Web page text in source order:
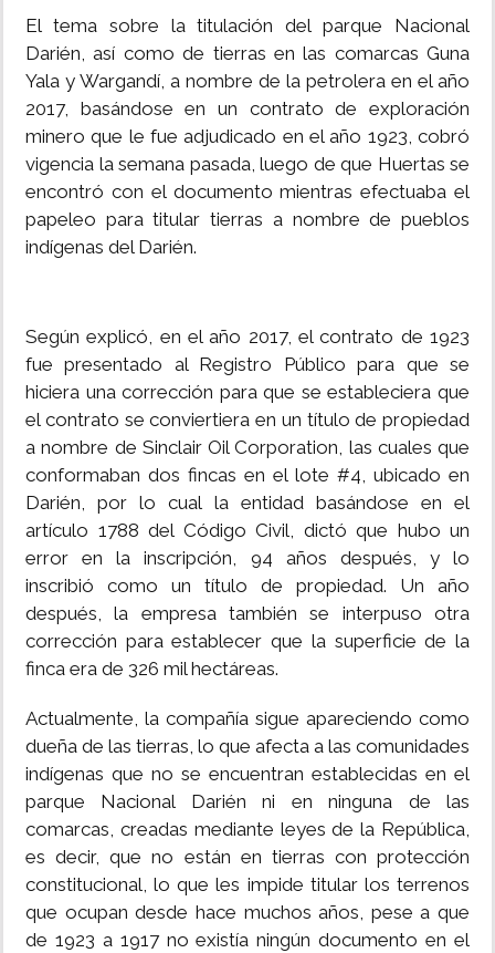
El tema sobre la titulación del parque Nacional
Darién, así como de tierras en las comarcas Guna
Yala y Wargandí, a nombre de la petrolera en el año
2017, basándose en un contrato de exploración
minero que le fue adjudicado en el año 1923, cobró
vigencia la semana pasada, luego de que Huertas se
encontró con el documento mientras efectuaba el
papeleo para titular tierras a nombre de pueblos
indígenas del Darién.
Según explicó, en el año 2017, el contrato de 1923
fue presentado al Registro Público para que se
hiciera una corrección para que se estableciera que
el contrato se conviertiera en un título de propiedad
a nombre de Sinclair Oil Corporation, las cuales que
conformaban dos fincas en el lote #4, ubicado en
Darién, por lo cual la entidad basándose en el
artículo 1788 del Código Civil, dictó que hubo un
error en la inscripción, 94 años después, y lo
inscribió como un título de propiedad. Un año
después, la empresa también se interpuso otra
corrección para establecer que la superficie de la
finca era de 326 mil hectáreas.
Actualmente, la compañía sigue apareciendo como
dueña de las tierras, lo que afecta a las comunidades
indígenas que no se encuentran establecidas en el
parque Nacional Darién ni en ninguna de las
comarcas, creadas mediante leyes de la República,
es decir, que no están en tierras con protección
constitucional, lo que les impide titular los terrenos
que ocupan desde hace muchos años, pese a que
de 1923 a 1917 no existía ningún documento en el